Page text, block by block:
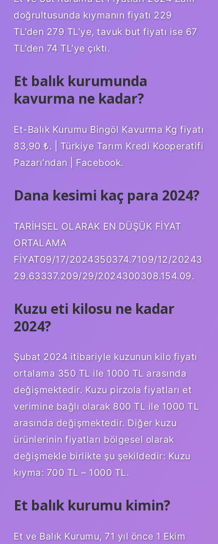
doğrultusunda kıymanın fiyatı 229
TL’den 279 TL’ye, tavuk but fiyatı ise 67
TL’den 74 TL’ye çıktı.
Et balık kurumunda
kavurma ne kadar?
Et-Balık Kurumu Bingöl Kavurma Kg fiyatı
83,90 ₺. | Türkiye Tarım Kredi Kooperatifi
Pazarı’ndan | Facebook.
Dana kesimi kaç para 2024?
TARİHSEL OLARAK EN DÜŞÜK FİYAT
ORTALAMA
FİYAT09/17/2024350374.7109/12/20243
29.63337.209/29/2024300308.154.09.
Kuzu eti kilosu ne kadar
2024?
Şubat 2024 itibariyle kuzunun kilo fiyatı
ortalama 350 TL ile 1000 TL arasında
değişmektedir. Kuzu pirzola fiyatları et
verimine bağlı olarak 800 TL ile 1000 TL
arasında değişmektedir. Diğer kuzu
ürünlerinin fiyatları bölgesel olarak
değişmekle birlikte şu şekildedir: Kuzu
kıyma: 700 TL – 1000 TL.
Et balık kurumu kimin?
Et ve Balık Kurumu, 71 yıl önce 1 Ekim